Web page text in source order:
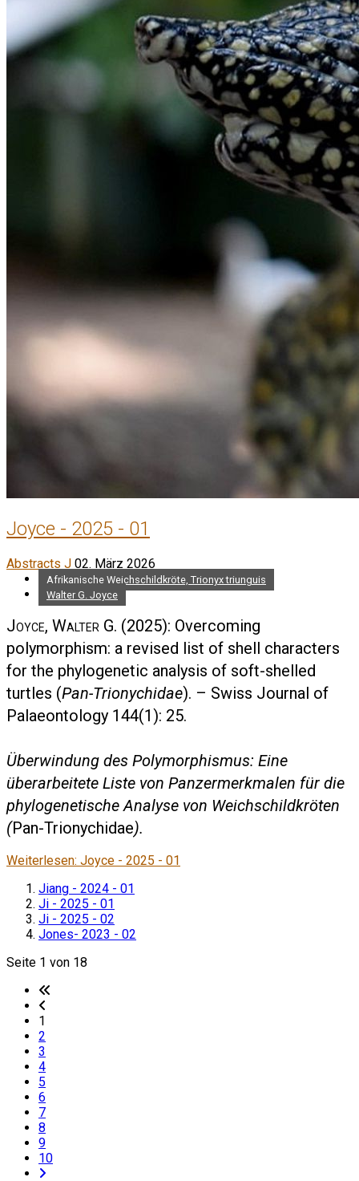
Joyce - 2025 - 01
Abstracts J 02. März 2026
Afrikanische Weichschildkröte, Trionyx triunguis
Walter G. Joyce
Joyce, Walter G. (2025): Overcoming
polymorphism: a revised list of shell characters
for the phylogenetic analysis of soft-shelled
turtles (Pan-Trionychidae). – Swiss Journal of
Palaeontology 144(1): 25.
Überwindung des Polymorphismus: Eine
überarbeitete Liste von Panzermerkmalen für die
phylogenetische Analyse von Weichschildkröten
(Pan-Trionychidae).
Weiterlesen: Joyce - 2025 - 01
Jiang - 2024 - 01
Ji - 2025 - 01
Ji - 2025 - 02
Jones- 2023 - 02
Seite 1 von 18
1
2
3
4
5
6
7
8
9
10